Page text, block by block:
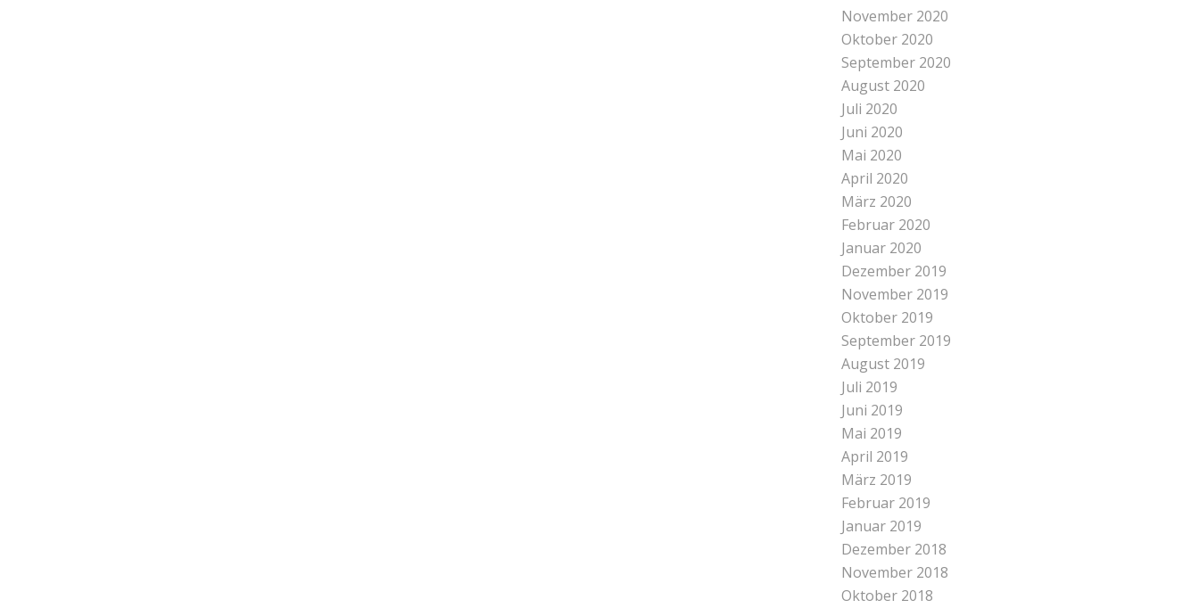
November 2020
Oktober 2020
September 2020
August 2020
Juli 2020
Juni 2020
Mai 2020
April 2020
März 2020
Februar 2020
Januar 2020
Dezember 2019
November 2019
Oktober 2019
September 2019
August 2019
Juli 2019
Juni 2019
Mai 2019
April 2019
März 2019
Februar 2019
Januar 2019
Dezember 2018
November 2018
Oktober 2018